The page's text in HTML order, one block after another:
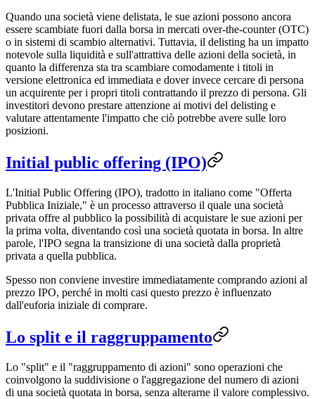
Quando una società viene delistata, le sue azioni possono ancora
essere scambiate fuori dalla borsa in mercati over-the-counter (OTC)
o in sistemi di scambio alternativi. Tuttavia, il delisting ha un impatto
notevole sulla liquidità e sull'attrattiva delle azioni della società, in
quanto la differenza sta tra scambiare comodamente i titoli in
versione elettronica ed immediata e dover invece cercare di persona
un acquirente per i propri titoli contrattando il prezzo di persona. Gli
investitori devono prestare attenzione ai motivi del delisting e
valutare attentamente l'impatto che ciò potrebbe avere sulle loro
posizioni.
Initial public offering (IPO)
L'Initial Public Offering (IPO), tradotto in italiano come "Offerta
Pubblica Iniziale," è un processo attraverso il quale una società
privata offre al pubblico la possibilità di acquistare le sue azioni per
la prima volta, diventando così una società quotata in borsa. In altre
parole, l'IPO segna la transizione di una società dalla proprietà
privata a quella pubblica.
Spesso non conviene investire immediatamente comprando azioni al
prezzo IPO, perché in molti casi questo prezzo è influenzato
dall'euforia iniziale di comprare.
Lo split e il raggruppamento
Lo "split" e il "raggruppamento di azioni" sono operazioni che
coinvolgono la suddivisione o l'aggregazione del numero di azioni
di una società quotata in borsa, senza alterarne il valore complessivo.